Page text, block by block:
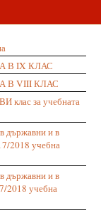
В IX КЛАС
В VIII КЛАС
клас за учебната
държавни и в
2018 учебна
държавни и в
2018 учебна